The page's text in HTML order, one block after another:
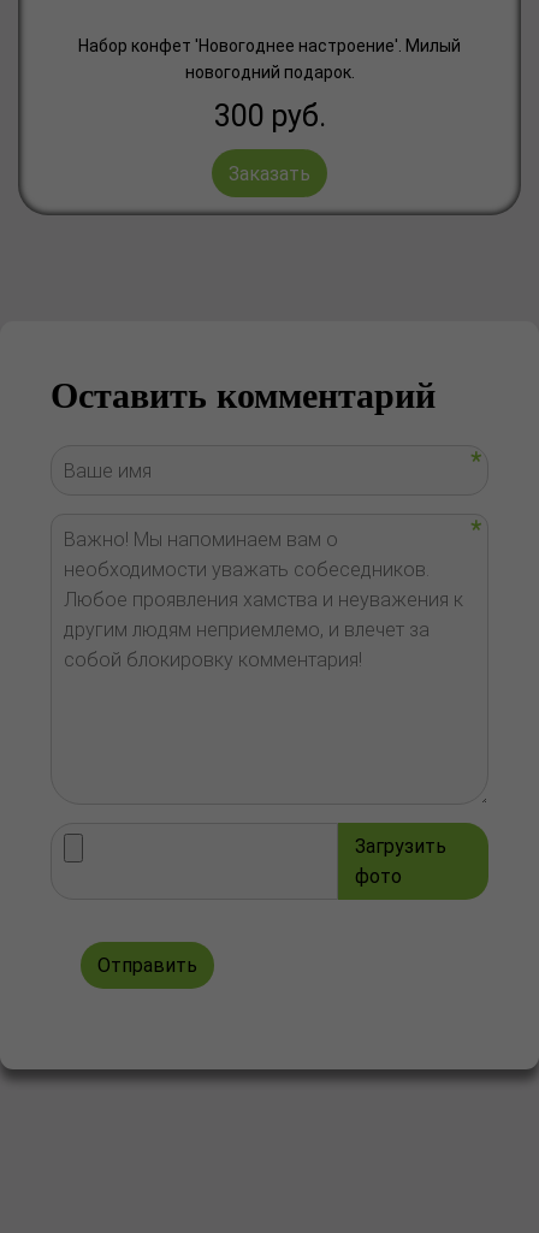
Набор конфет 'Новогоднее настроение'. Милый
новогодний подарок.
300 руб.
Заказать
Оставить комментарий
Загрузить
фото
Отправить